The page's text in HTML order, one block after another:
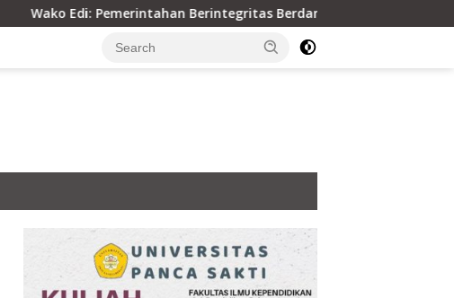
Berintegritas Berdampak ke Kualitas Pelayanan Warga